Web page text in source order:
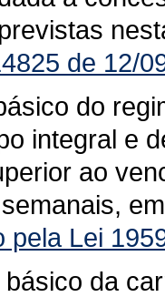
de 12/
do
integral e
ao
pela Lei
da